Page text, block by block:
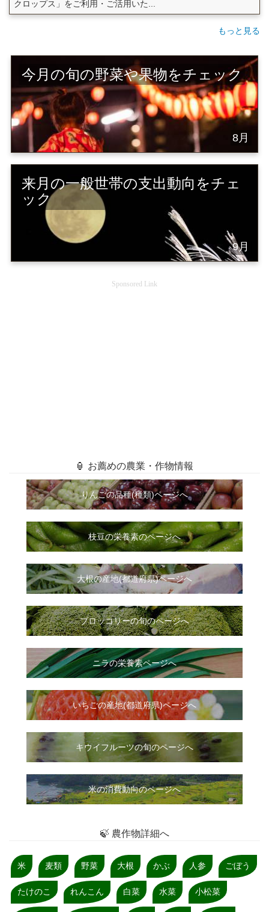
クロップス」をご利用・ご活用いた...
もっと見る
今月の旬の野菜や果物をチェック
8月
来月の一般世帯の支出動向をチェ
ック
9月
Sponsored Link
🏮 お薦めの農業・作物情報
りんごの品種(種類)ページへ
枝豆の栄養素のページへ
大根の産地(都道府県)ページへ
ブロッコリーの旬のページへ
ニラの栄養素ページへ
いちごの産地(都道府県)ページへ
キウイフルーツの旬のページへ
米の消費動向のページへ
🍃 農作物詳細へ
米 麦類 野菜 大根 かぶ 人参 ごぼう
たけのこ れんこん 白菜 水菜 小松菜